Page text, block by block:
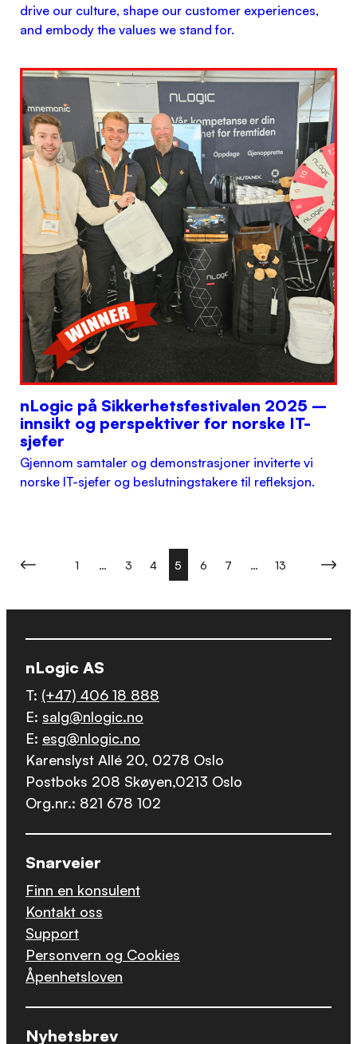
drive our culture, shape our customer experiences,
and embody the values we stand for.
nLogic på Sikkerhetsfestivalen 2025 –
innsikt og perspektiver for norske IT-
sjefer
Gjennom samtaler og demonstrasjoner inviterte vi
norske IT-sjefer og beslutningstakere til refleksjon.
1 … 3 4 5 6 7 … 13
nLogic AS
T: (+47) 406 18 888
E: salg@nlogic.no
E: esg@nlogic.no
Karenslyst Allé 20, 0278 Oslo
Postboks 208 Skøyen,0213 Oslo
Org.nr.: 821 678 102
Snarveier
Finn en konsulent
Kontakt oss
Support
Personvern og Cookies
Åpenhetsloven
Nyhetsbrev